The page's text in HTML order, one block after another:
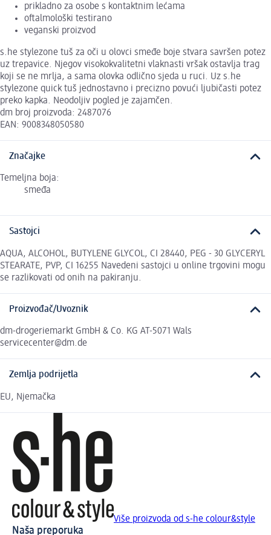
prikladno za osobe s kontaktnim lećama
oftalmološki testirano
veganski proizvod
s.he stylezone tuš za oči u olovci smeđe boje stvara savršen potez
uz trepavice. Njegov visokokvalitetni vlaknasti vršak ostavlja trag
koji se ne mrlja, a sama olovka odlično sjeda u ruci. Uz s.he
stylezone quick tuš jednostavno i precizno povući ljubičasti potez
preko kapka. Neodoljiv pogled je zajamčen.
dm broj proizvoda: 2487076
EAN: 9008348050580
Značajke
Temeljna boja:
smeđa
Sastojci
AQUA, ALCOHOL, BUTYLENE GLYCOL, CI 28440, PEG - 30 GLYCERYL
STEARATE, PVP, CI 16255 Navedeni sastojci u online trgovini mogu
se razlikovati od onih na pakiranju.
Proizvođač/Uvoznik
dm-drogeriemarkt GmbH & Co. KG AT-5071 Wals
servicecenter@dm.de
Zemlja podrijetla
EU, Njemačka
Više proizvoda od s-he colour&style
Naša preporuka